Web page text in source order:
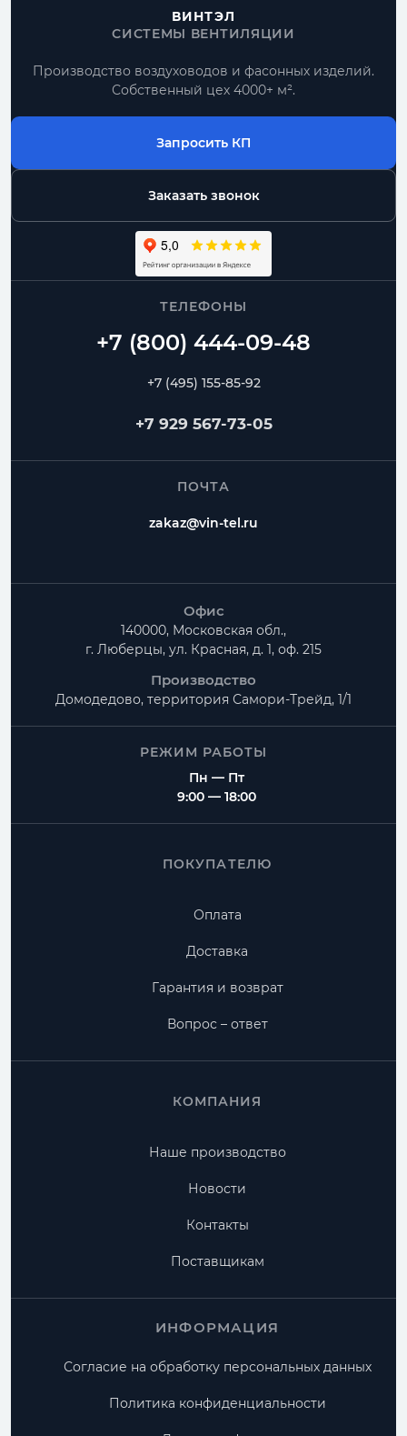
ВИНТЭЛ
СИСТЕМЫ ВЕНТИЛЯЦИИ
Производство воздуховодов и фасонных изделий.
Собственный цех 4000+ м².
Запросить КП
Заказать звонок
ТЕЛЕФОНЫ
+7 (495) 155-85-92
+7 929 567-73-05
ПОЧТА
zakaz@vin-tel.ru
Офис
140000, Московская обл.,
г. Люберцы, ул. Красная, д. 1, оф. 215
Производство
Домодедово, территория Самори-Трейд, 1/1
РЕЖИМ РАБОТЫ
Пн — Пт
9:00 — 18:00
ПОКУПАТЕЛЮ
Оплата
Доставка
Гарантия и возврат
Вопрос – ответ
КОМПАНИЯ
Наше производство
Новости
Контакты
Поставщикам
ИНФОРМАЦИЯ
Согласие на обработку персональных данных
Политика конфиденциальности